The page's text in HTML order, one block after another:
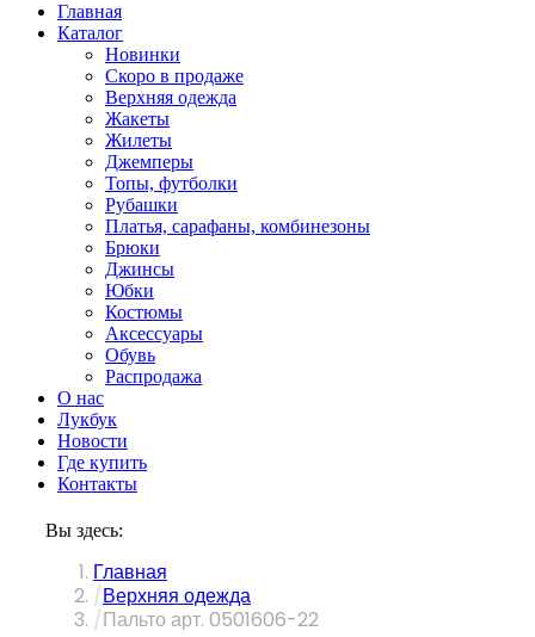
Главная
Каталог
Новинки
Скоро в продаже
Верхняя одежда
Жакеты
Жилеты
Джемперы
Топы, футболки
Рубашки
Платья, сарафаны, комбинезоны
Брюки
Джинсы
Юбки
Костюмы
Аксессуары
Обувь
Распродажа
О нас
Лукбук
Новости
Где купить
Контакты
Вы здесь:
Главная
Верхняя одежда
Пальто арт. 0501606-22